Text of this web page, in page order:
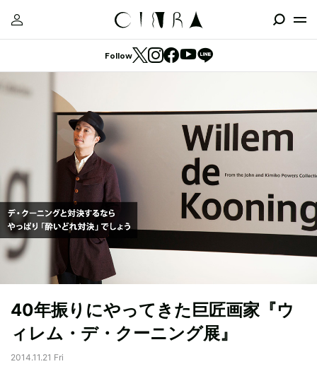
Follow
40年振りにやってきた巨匠画家『ウ
ィレム・デ・クーニング展』
2014.11.21 Fri